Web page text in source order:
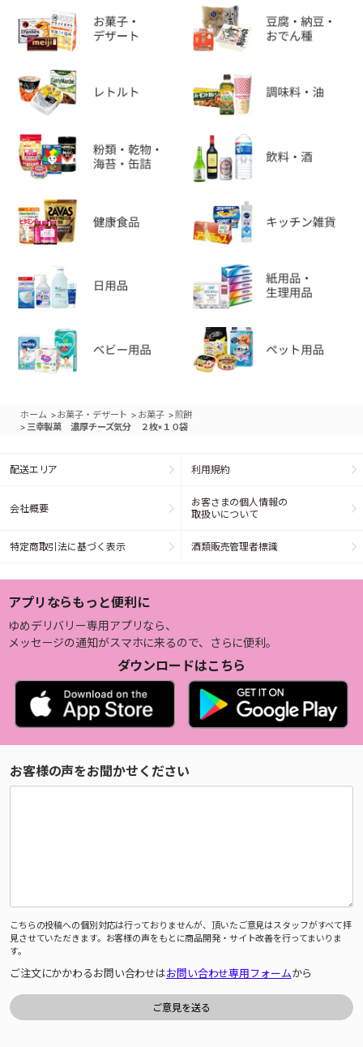
ホーム >お菓子・デザート > お菓子 >煎餅
> 三幸製菓 濃厚チーズ気分 ２枚×１０袋
配送エリア 利用規約
会社概要
お客さまの個人情報の
取扱いについて
特定商取引法に基づく表示 酒類販売管理者標識
アプリならもっと便利に
ゆめデリバリー専用アプリなら、
メッセージの通知がスマホに来るので、さらに便利。
ダウンロードはこちら
お客様の声をお聞かせください
こちらの投稿への個別対応は行っておりませんが、頂いたご意見はスタッフがすべて拝
見させていただきます。お客様の声をもとに商品開発・サイト改善を行ってまいりま
す。
ご注文にかかわるお問い合わせはお問い合わせ専用フォームから